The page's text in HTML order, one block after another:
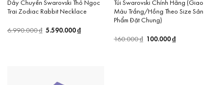
Dây Chuyền Swarovski Thỏ Ngọc
Trai Zodiac Rabbit Necklace
6.990.000₫ Giá
gốc
5.590.000₫
Túi Swarovski Chính Hãng (Giao
Màu Trắng/Hồng Theo Size Sản
Phẩm Đặt Chung)
160.000₫ Giá
100.000₫